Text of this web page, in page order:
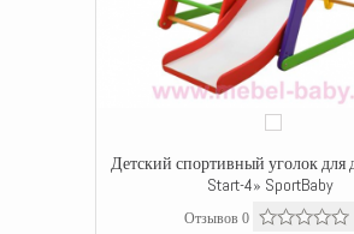
Детский спортивный уголок для
Start-4» SportBaby
Отзывов 0